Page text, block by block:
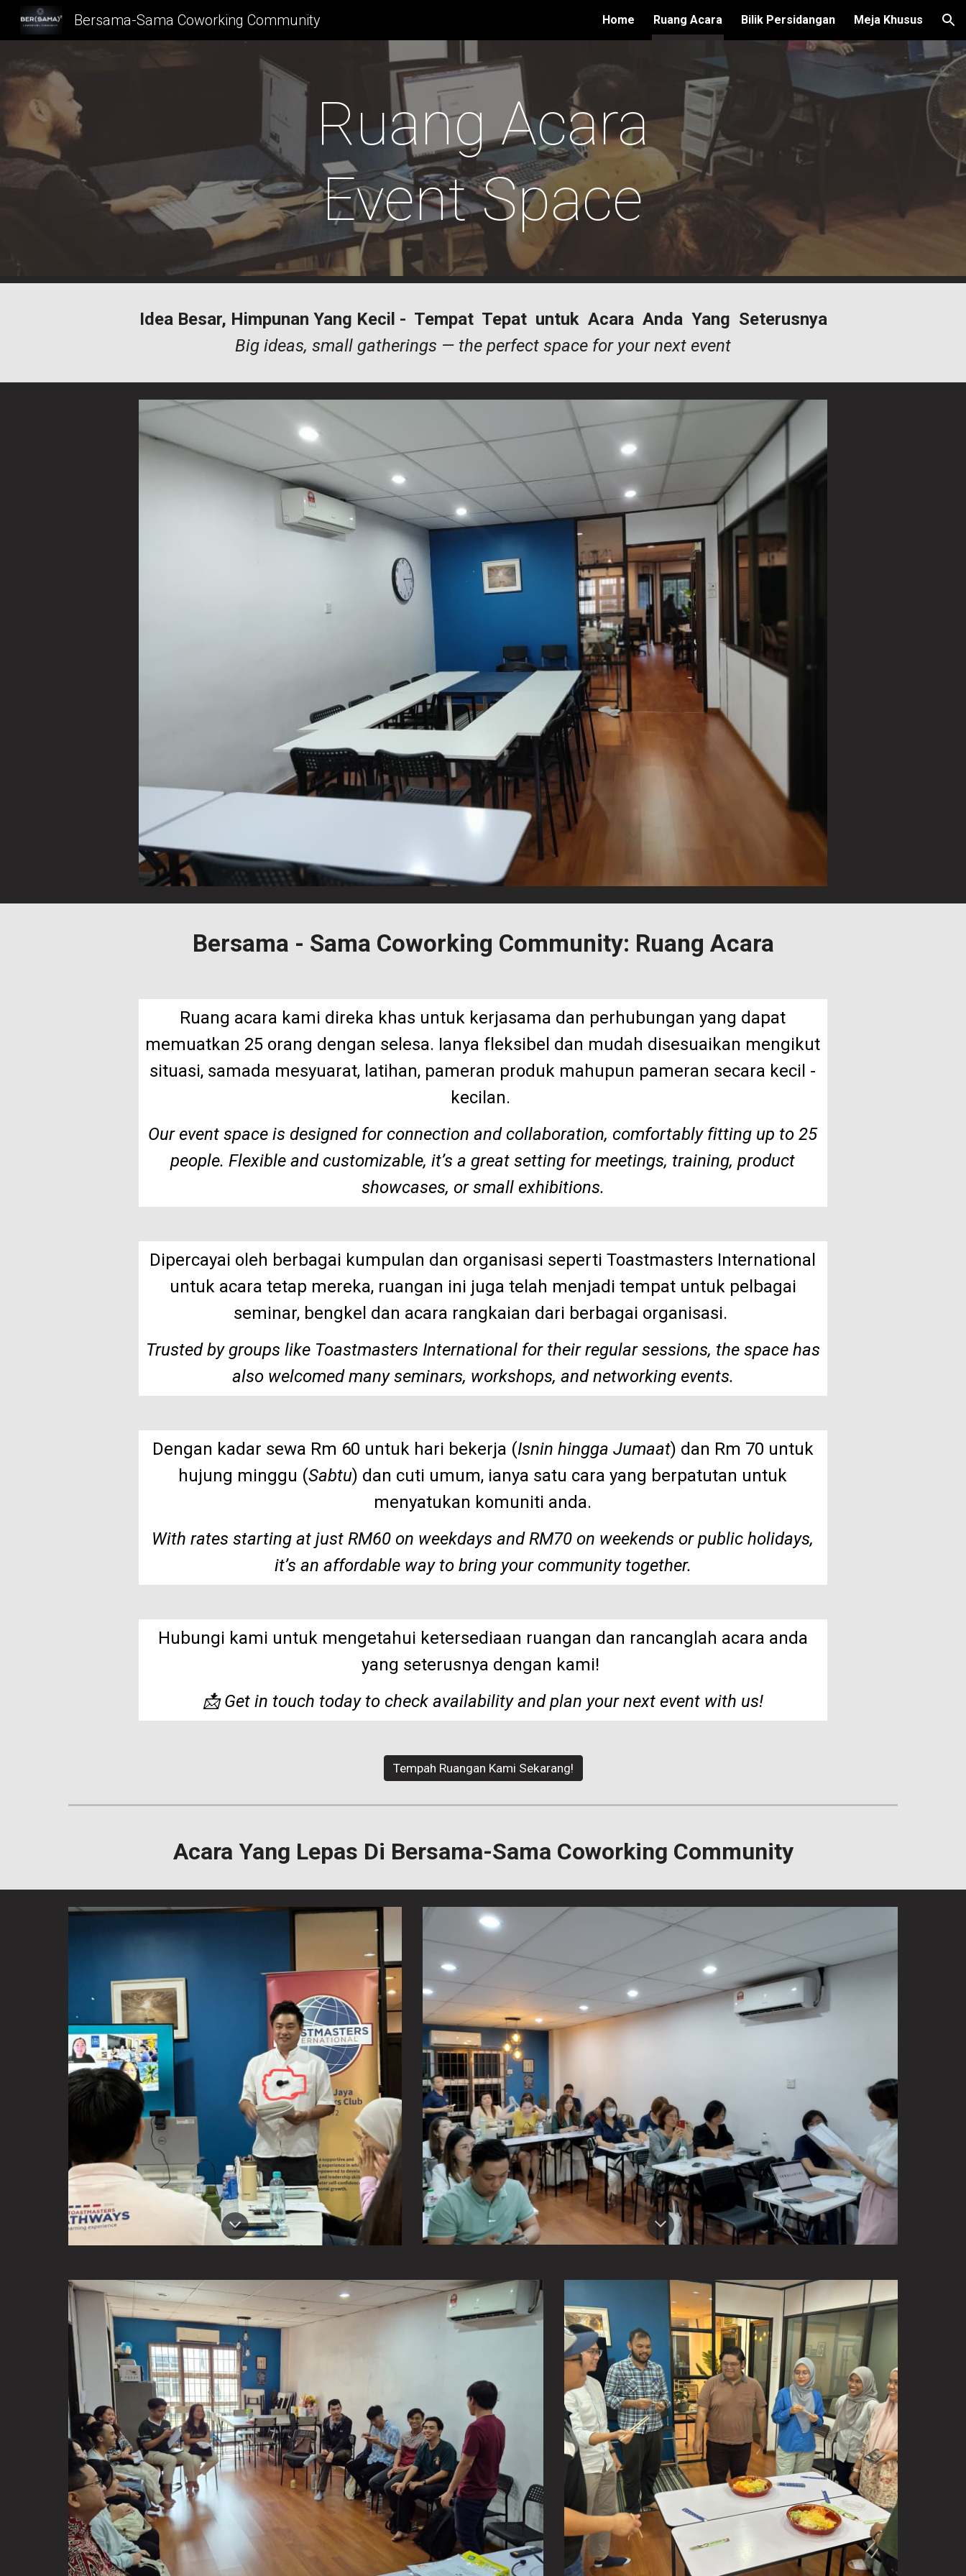
Skip to main content Skip to navigation
Bersama-Sama Coworking Community Home Ruang Acara Bilik Persidangan Meja Khusus
Ruang Acara
Event Space
Idea Besar, Himpunan Yang Kecil - Tempat Tepat untuk Acara Anda Yang Seterusnya
Big ideas, small gatherings — the perfect space for your next event
Bersama - Sama Coworking Community: Ruang Acara
Ruang acara kami direka khas untuk kerjasama dan perhubungan yang dapat
memuatkan 25 orang dengan selesa. Ianya fleksibel dan mudah disesuaikan mengikut
situasi, samada mesyuarat, latihan, pameran produk mahupun pameran secara kecil -
kecilan.
Our event space is designed for connection and collaboration, comfortably fitting up to 25
people. Flexible and customizable, it’s a great setting for meetings, training, product
showcases, or small exhibitions.
Dipercayai oleh berbagai kumpulan dan organisasi seperti Toastmasters International
untuk acara tetap mereka, ruangan ini juga telah menjadi tempat untuk pelbagai
seminar, bengkel dan acara rangkaian dari berbagai organisasi.
Trusted by groups like Toastmasters International for their regular sessions, the space has
also welcomed many seminars, workshops, and networking events.
Dengan kadar sewa Rm 60 untuk hari bekerja (Isnin hingga Jumaat) dan Rm 70 untuk
hujung minggu (Sabtu) dan cuti umum, ianya satu cara yang berpatutan untuk
menyatukan komuniti anda.
With rates starting at just RM60 on weekdays and RM70 on weekends or public holidays,
it’s an affordable way to bring your community together.
Hubungi kami untuk mengetahui ketersediaan ruangan dan rancanglah acara anda
yang seterusnya dengan kami!
📩 Get in touch today to check availability and plan your next event with us!
Tempah Ruangan Kami Sekarang!
Acara Yang Lepas Di Bersama-Sama Coworking Community